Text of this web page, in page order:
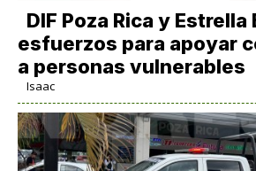
DIF Poza Rica y
esfuerzos para apoyar
a personas vulnerables
Isaac